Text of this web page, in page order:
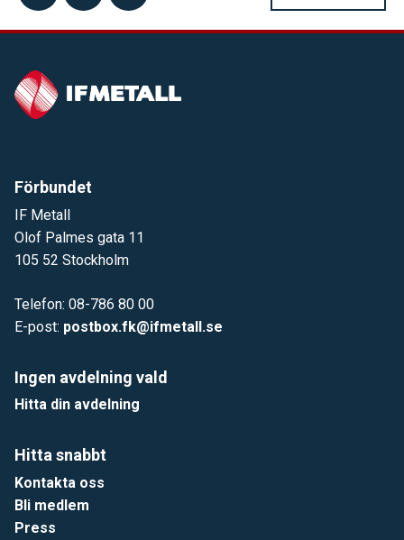
Förbundet
IF Metall
Olof Palmes gata 11
105 52 Stockholm
Telefon: 08-786 80 00
E-post: postbox.fk@ifmetall.se
Ingen avdelning vald
Hitta din avdelning
Hitta snabbt
Kontakta oss
Bli medlem
Press